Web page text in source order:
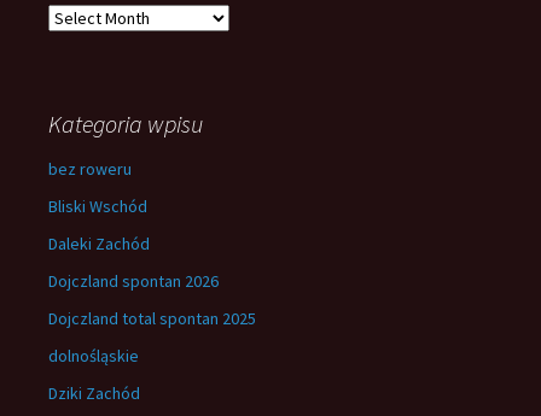
Archives
Kategoria wpisu
bez roweru
Bliski Wschód
Daleki Zachód
Dojczland spontan 2026
Dojczland total spontan 2025
dolnośląskie
Dziki Zachód